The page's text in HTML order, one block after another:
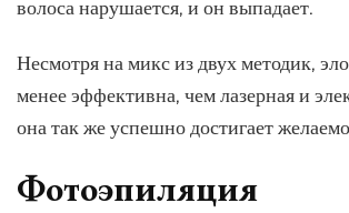
волоса нарушается, и он выпадает.
Несмотря на микс из двух методик,
менее эффективна, чем лазерная и
она так же успешно достигает
Фотоэпиляция